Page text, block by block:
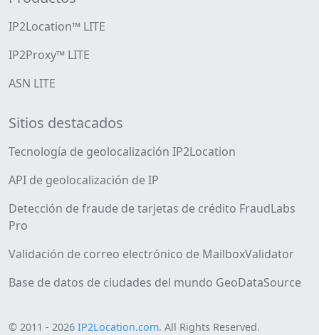
IP2Location™ LITE
IP2Proxy™ LITE
ASN LITE
Sitios destacados
Tecnología de geolocalización IP2Location
API de geolocalización de IP
Detección de fraude de tarjetas de crédito FraudLabs
Pro
Validación de correo electrónico de MailboxValidator
Base de datos de ciudades del mundo GeoDataSource
© 2011 - 2026 IP2Location.com. All Rights Reserved.